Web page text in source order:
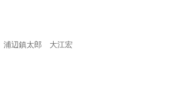
辺鎮太郎 大江宏